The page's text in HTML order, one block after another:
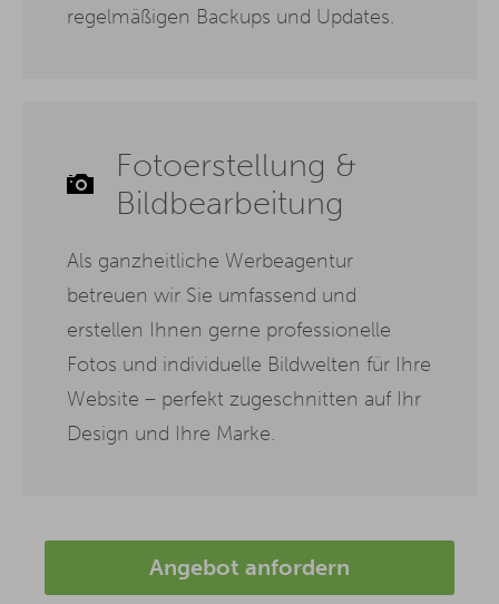
regelmäßigen Backups und Updates.
Fotoerstellung &
Bildbearbeitung
Als ganzheitliche Werbeagentur
betreuen wir Sie umfassend und
erstellen Ihnen gerne professionelle
Fotos und individuelle Bildwelten für Ihre
Website – perfekt zugeschnitten auf Ihr
Design und Ihre Marke.
Angebot anfordern